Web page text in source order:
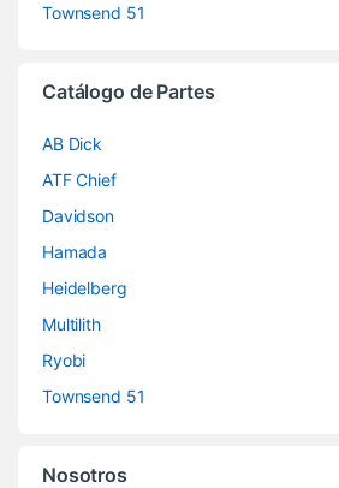
Townsend 51
Catálogo de Partes
AB Dick
ATF Chief
Davidson
Hamada
Heidelberg
Multilith
Ryobi
Townsend 51
Nosotros